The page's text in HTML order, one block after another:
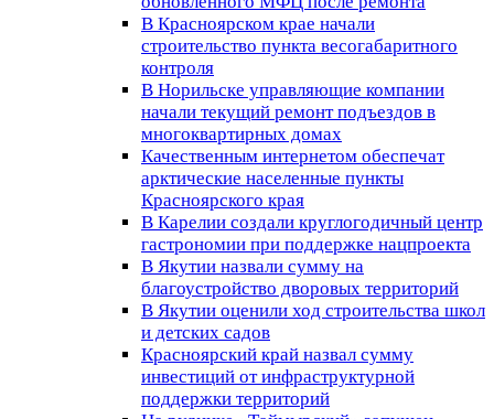
В Красноярском крае начали
строительство пункта весогабаритного
контроля
В Норильске управляющие компании
начали текущий ремонт подъездов в
многоквартирных домах
Качественным интернетом обеспечат
арктические населенные пункты
Красноярского края
В Карелии создали круглогодичный центр
гастрономии при поддержке нацпроекта
В Якутии назвали сумму на
благоустройство дворовых территорий
В Якутии оценили ход строительства школ
и детских садов
Красноярский край назвал сумму
инвестиций от инфраструктурной
поддержки территорий